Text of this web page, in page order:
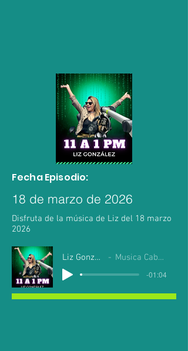
Fecha Episodio:
18 de marzo de 2026
Disfruta de la música de Liz del 18 marzo
2026
Liz Gonzalez Musica Cabo Mil
-01:04